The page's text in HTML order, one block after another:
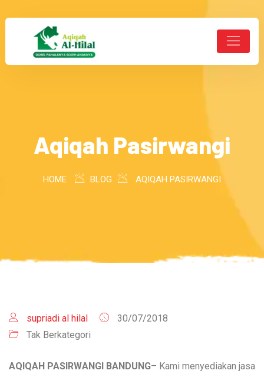
Aqiqah Pasirwangi
HOME BLOG AQIQAH PASIRWANGI
supriadi al hilal
30/07/2018
Tak Berkategori
AQIQAH PASIRWANGI BANDUNG– Kami menyediakan jasa